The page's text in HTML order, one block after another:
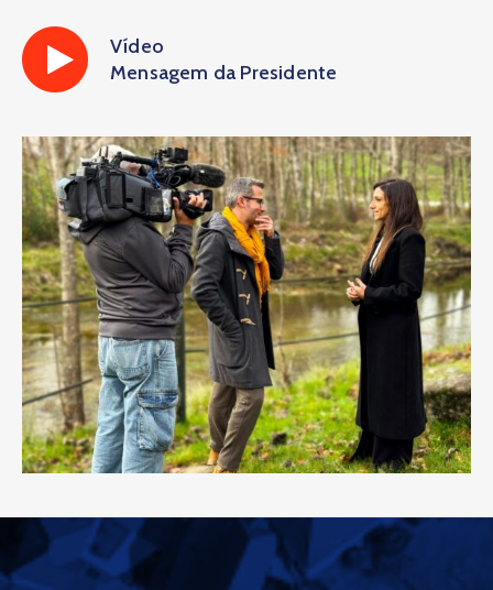
Vídeo
Mensagem da Presidente